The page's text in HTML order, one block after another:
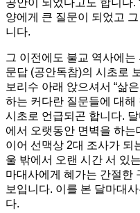
공안이 되었다고도 합니다.
양에게 큰 질문이 되었고
니다.
그 이전에도 불교 역사에
문답 (공안독참)의 시초로
보리수 아래 앉으셔서 “삶
하는 커다란 질문들에 대해
시초로 언급되곤 합니다.
에서 오랫동안 면벽을 하
이어 선맥상 2대 조사가 되
울 밖에서 오랜 시간 서 있
마대사에게 혜가는 간절한
보입니다. 이를 본 달마대
다.